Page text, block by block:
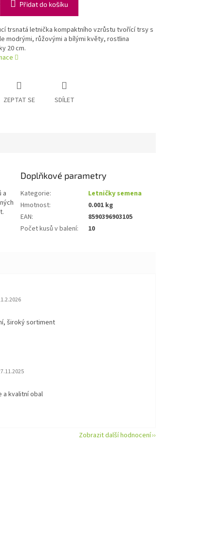
Přidat do košíku
trsnatá letnička kompaktního vzrůstu tvořící trsy s
modrými, růžovými a bílými květy, rostlina
20 cm.
ZEPTAT SE SDÍLET
a
Doplňkové parametry
Kategorie:
Letničky semena
Hmotnost:
0.001 kg
EAN:
8590396903105
Počet kusů v balení: 10
obchodu je 5 z 5 hvězdiček.
široký sortiment
obchodu je 5 z 5 hvězdiček.
a kvalitní obal
Zobrazit další hodnocení